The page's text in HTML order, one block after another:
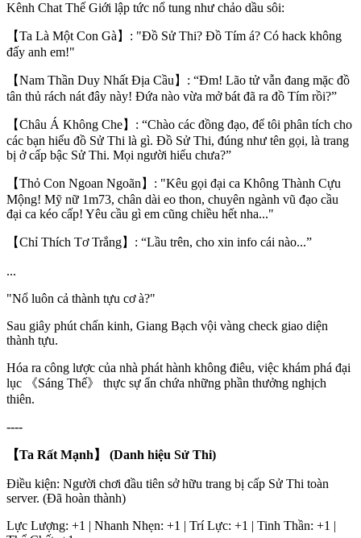
Kênh Chat Thế Giới lập tức nổ tung như chảo dầu sôi:
【Ta Là Một Con Gà】: "Đồ Sử Thi? Đồ Tím á? Có hack không
đấy anh em!"
【Nam Thần Duy Nhất Địa Cầu】: “Đm! Lão tử vẫn đang mặc đồ
tân thủ rách nát đây này! Đứa nào vừa mở bát đã ra đồ Tím rồi?”
【Châu Á Không Che】: “Chào các đồng đạo, để tôi phân tích cho
các bạn hiểu đồ Sử Thi là gì. Đồ Sử Thi, đúng như tên gọi, là trang
bị ở cấp bậc Sử Thi. Mọi người hiểu chưa?”
【Thỏ Con Ngoan Ngoãn】: "Kêu gọi đại ca Không Thành Cựu
Mộng! Mỹ nữ 1m73, chân dài eo thon, chuyên ngành vũ đạo cầu
đại ca kéo cấp! Yêu cầu gì em cũng chiều hết nha..."
【Chỉ Thích Tơ Trắng】: “Lầu trên, cho xin info cái nào...”
...
"Nổ luôn cả thành tựu cơ à?"
Sau giây phút chấn kinh, Giang Bạch vội vàng check giao diện
thành tựu.
Hóa ra công lược của nhà phát hành không điêu, việc khám phá đại
lục 《Sáng Thế》 thực sự ẩn chứa những phần thưởng nghịch
thiên.
----
【Ta Rất Mạnh】 (Danh hiệu Sử Thi)
Điều kiện: Người chơi đầu tiên sở hữu trang bị cấp Sử Thi toàn
server. (Đã hoàn thành)
Lực Lượng: +1 | Nhanh Nhẹn: +1 | Trí Lực: +1 | Tinh Thần: +1 |